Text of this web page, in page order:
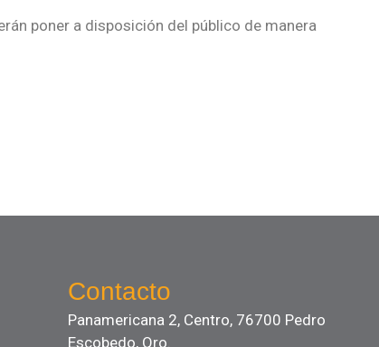
poner a disposición del público de manera
Contacto
Panamericana 2, Centro, 76700 Pedro
Escobedo, Qro.